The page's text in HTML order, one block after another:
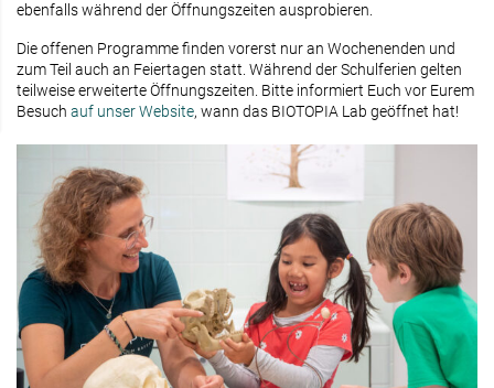
ebenfalls während der Öffnungszeiten ausprobieren.
Die offenen Programme finden vorerst nur an Wochenenden und
zum Teil auch an Feiertagen statt. Während der Schulferien gelten
teilweise erweiterte Öffnungszeiten. Bitte informiert Euch vor Eurem
Besuch auf unser Website, wann das BIOTOPIA Lab geöffnet hat!